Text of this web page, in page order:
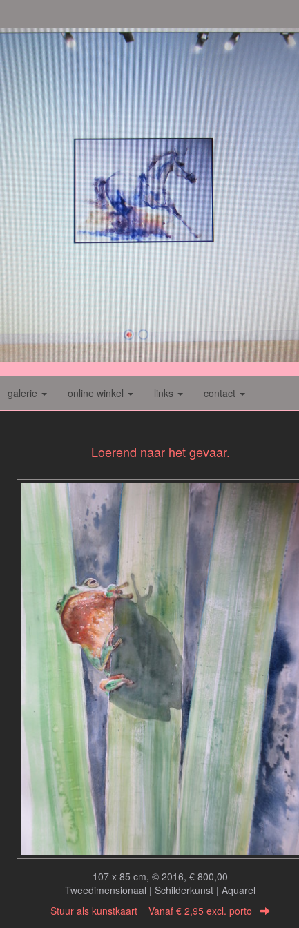
galerie online winkel links contact
Loerend naar het gevaar.
107 x 85 cm, © 2016, € 800,00
Tweedimensionaal | Schilderkunst | Aquarel
Stuur als kunstkaart Vanaf € 2,95 excl. porto